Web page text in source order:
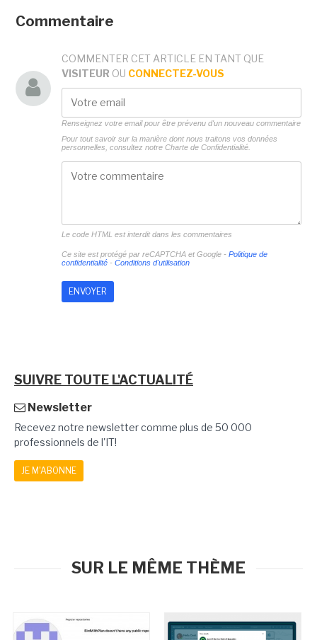
Commentaire
COMMENTER CET ARTICLE EN TANT QUE
VISITEUR OU CONNECTEZ-VOUS
Renseignez votre email pour être prévenu d'un nouveau commentaire
Pour tout savoir sur la manière dont nous traitons vos données
personnelles, consultez notre Charte de Confidentialité.
Le code HTML est interdit dans les commentaires
Ce site est protégé par reCAPTCHA et Google - Politique de
confidentialité- Conditions d'utilisation
SUIVRE TOUTE L'ACTUALITÉ
Newsletter
Recevez notre newsletter comme plus de 50 000
professionnels de l'IT!
JE M'ABONNE
SUR LE MÊME THÈME